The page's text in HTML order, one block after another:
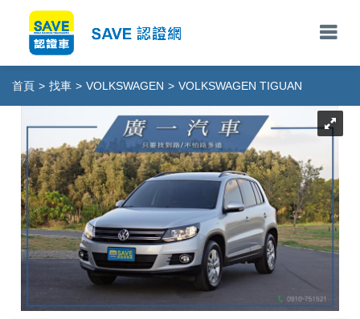
首頁 > 找車 > VOLKSWAGEN > VOLKSWAGEN TIGUAN